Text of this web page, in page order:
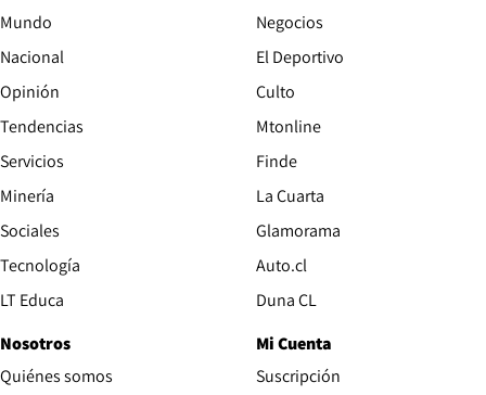
Mundo
Nacional
Opinión
Tendencias
Servicios
Minería
Sociales
Tecnología
LT Educa
Negocios
El Deportivo
Culto
Mtonline
Finde
La Cuarta
Glamorama
Auto.clOpens in new window
Duna CLOpens in new window
Nosotros
Quiénes somos
Mi Cuenta
Suscripción